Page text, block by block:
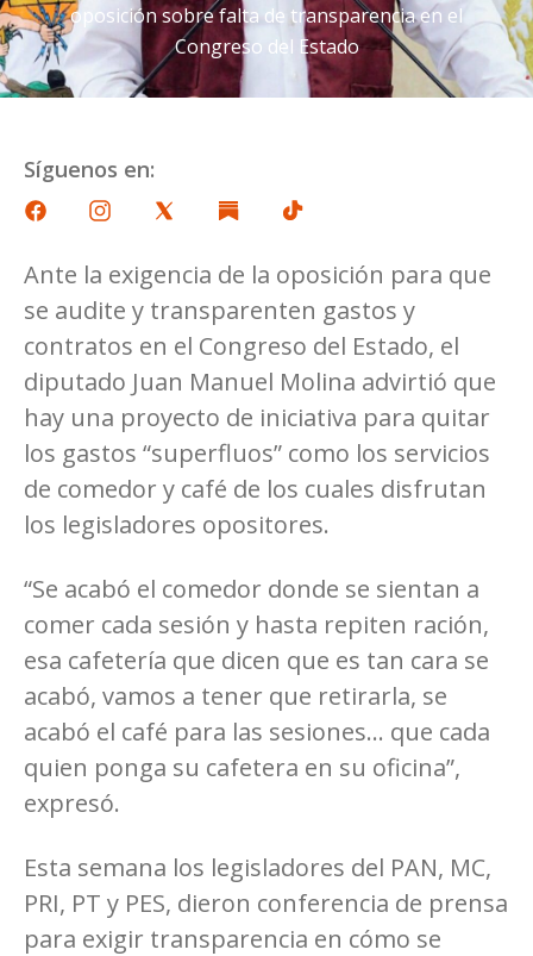
oposición sobre falta de transparencia en el
Congreso del Estado
Síguenos en:
Ante la exigencia de la oposición para que
se audite y transparenten gastos y
contratos en el Congreso del Estado, el
diputado Juan Manuel Molina advirtió que
hay una proyecto de iniciativa para quitar
los gastos “superfluos” como los servicios
de comedor y café de los cuales disfrutan
los legisladores opositores.
“Se acabó el comedor donde se sientan a
comer cada sesión y hasta repiten ración,
esa cafetería que dicen que es tan cara se
acabó, vamos a tener que retirarla, se
acabó el café para las sesiones… que cada
quien ponga su cafetera en su oficina”,
expresó.
Esta semana los legisladores del PAN, MC,
PRI, PT y PES, dieron conferencia de prensa
para exigir transparencia en cómo se